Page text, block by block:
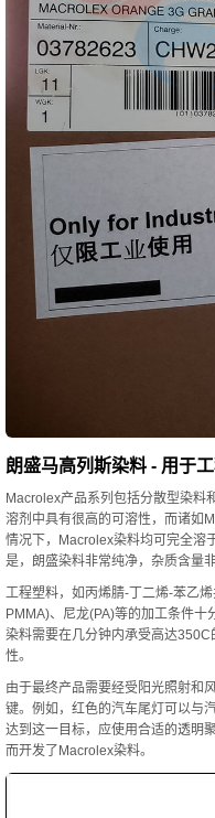
朗盛马高列斯染料 - 用于
Macrolex产品系列包括分散型染料
溶剂中具有很高的可溶性，而诸如
情况下，Macrolex染料均可完全溶
是，朗盛染料非常纯净，杂质含量非
工程塑料，如丙烯腈-丁二烯-苯乙
PMMA)、尼龙(PA)等的加工条件十
染料需要在几分钟内承受高达
性。
由于最终产品需要经受阳光照射和
键。例如，红色的汽车尾灯可以与
达到这一目标，应使用合适的透明
而开发了Macrolex染料。